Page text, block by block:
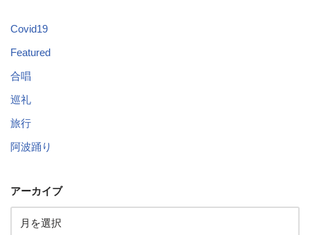
Covid19
Featured
合唱
巡礼
旅行
阿波踊り
アーカイブ